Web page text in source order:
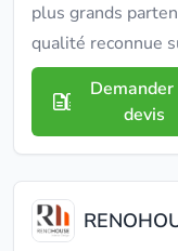
plus grands
qualité reconnue
Demander
devis